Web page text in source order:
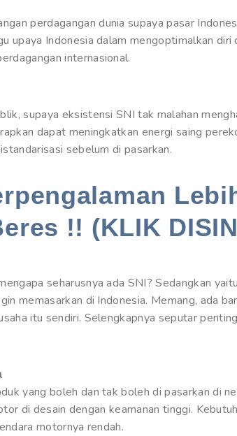
perdagangan dunia supaya pasar
upaya Indonesia dalam mengoptimalkan diri
internasional.
supaya eksistensi SNI tak malahan
dapat meningkatkan energi saing
sebelum di pasarkan.
!! (KLIK
seharusnya ada SNI? Sedangkan
memasarkan di Indonesia. Memang, ada
itu sendiri. Selengkapnya seputar
yang boleh dan tak boleh di pasarkan di
di desain dengan keamanan tinggi.
motornya rendah.